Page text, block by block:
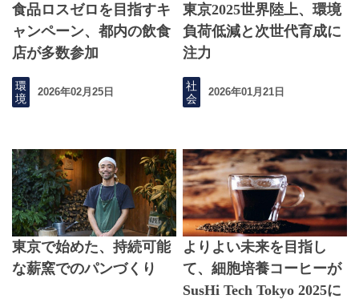
食品ロスゼロを目指すキ
ャンペーン、都内の飲食
店が多数参加
環
境
2026年02月25日
東京2025世界陸上、環境
負荷低減と次世代育成に
注力
社
会
2026年01月21日
東京で始めた、持続可能
な薪窯でのパンづくり
よりよい未来を目指し
て、細胞培養コーヒーが
SusHi Tech Tokyo 2025に